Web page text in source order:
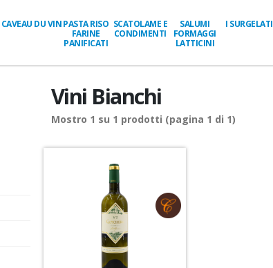
CAVEAU DU VINPASTA RISO
FARINE
PANIFICATI
SCATOLAME E
CONDIMENTI
SALUMI
FORMAGGI
LATTICINI
I SURGELATI
Vini Bianchi
Mostro 1 su 1 prodotti (pagina 1 di 1)